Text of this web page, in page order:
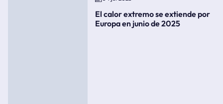
El calor extremo se extiende por
Europa en junio de 2025